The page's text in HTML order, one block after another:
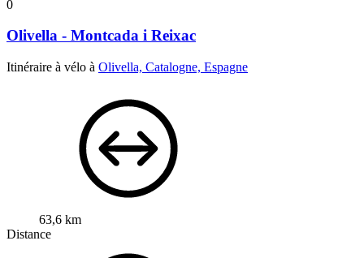
0
Olivella - Montcada i Reixac
Itinéraire à vélo à Olivella, Catalogne, Espagne
63,6 km
Distance